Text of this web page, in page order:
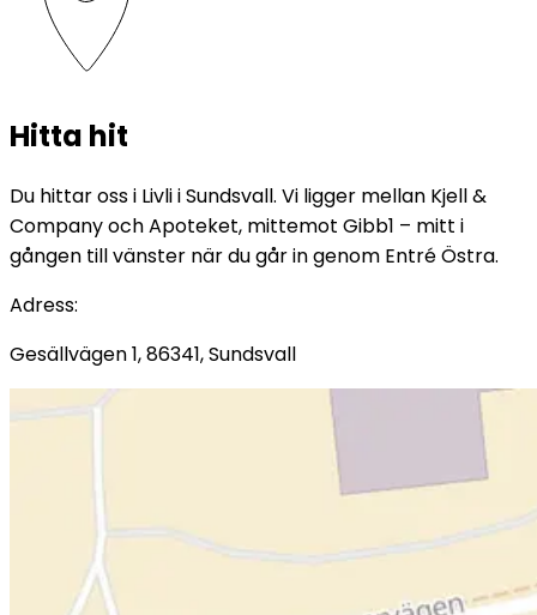
Hitta hit
Du hittar oss i Livli i Sundsvall. Vi ligger mellan Kjell &
Company och Apoteket, mittemot Gibb1 – mitt i
gången till vänster när du går in genom Entré Östra.
Adress:
Gesällvägen 1, 86341, Sundsvall